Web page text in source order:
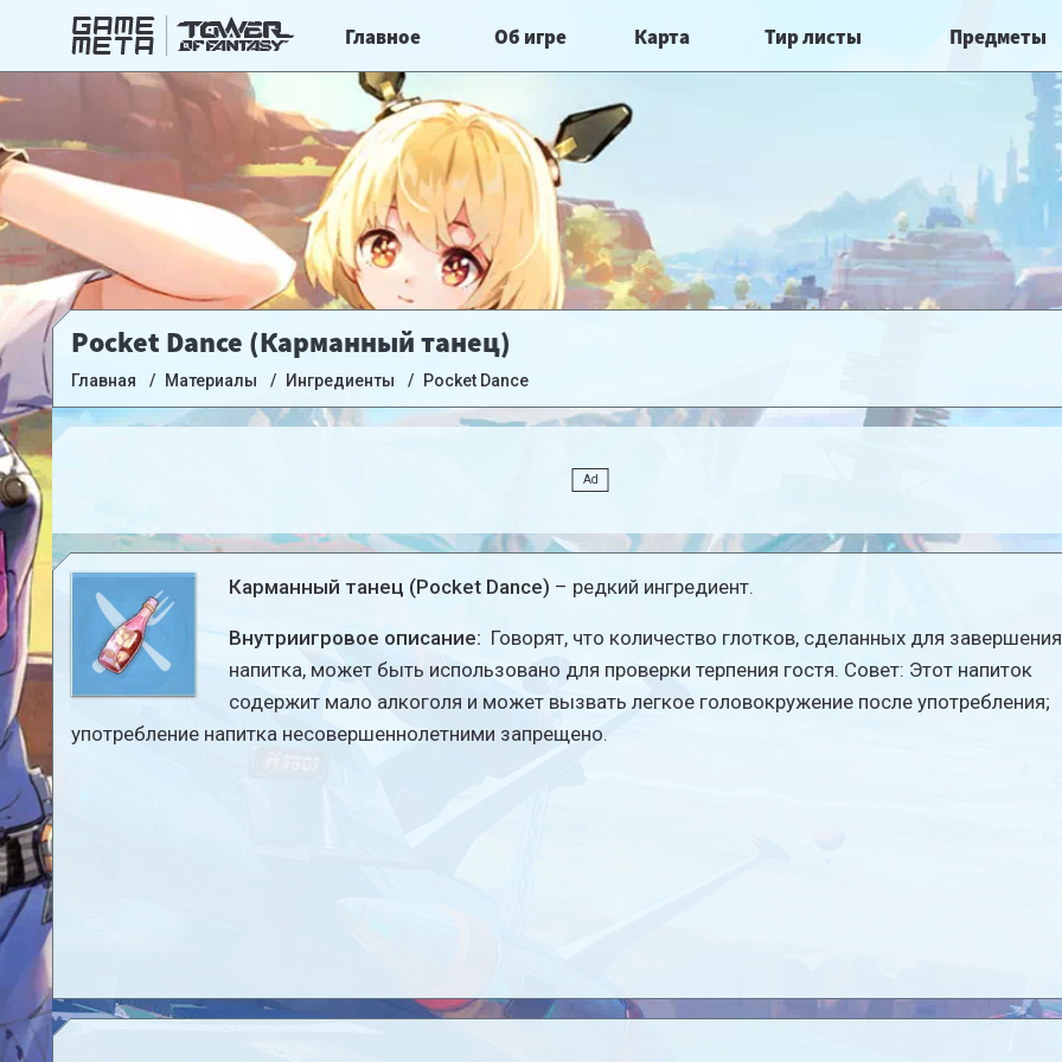
Главное Об игре Карта Тир листы Предметы
Pocket Dance (Карманный танец)
Главная Материалы Ингредиенты Pocket Dance
Карманный танец (Pocket Dance) – редкий ингредиент.
Внутриигровое описание: Говорят, что количество глотков, сделанных для завершения
напитка, может быть использовано для проверки терпения гостя. Совет: Этот напиток
содержит мало алкоголя и может вызвать легкое головокружение после употребления;
употребление напитка несовершеннолетними запрещено.